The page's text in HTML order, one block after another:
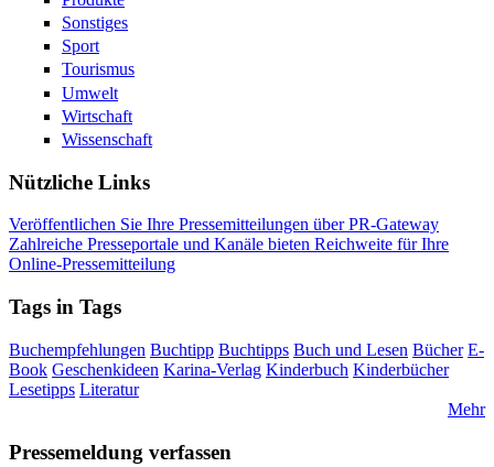
Sonstiges
Sport
Tourismus
Umwelt
Wirtschaft
Wissenschaft
Nützliche Links
Veröffentlichen Sie Ihre Pressemitteilungen über PR-Gateway
Zahlreiche Presseportale und Kanäle bieten Reichweite für Ihre
Online-Pressemitteilung
Tags in Tags
Buchempfehlungen Buchtipp Buchtipps Buch und Lesen Bücher E-
Book Geschenkideen Karina-Verlag Kinderbuch Kinderbücher
Lesetipps Literatur
Mehr
Pressemeldung verfassen